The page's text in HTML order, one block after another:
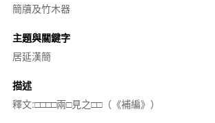
簡牘及竹木器
主題與關鍵字
居延漢簡
描述
釋文:□□□□兩□見之□□（《補編》）